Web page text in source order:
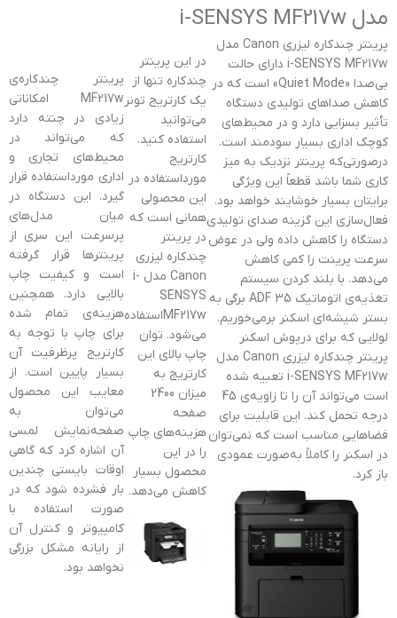
مدل i-SENSYS MF217w
پرینتر چندکاره ليزری Canon مدل
i-SENSYS MF217w دارای حالت
بی‌صدا «Quiet Mode» است که در
کاهش صداهای تولیدی دستگاه
تأثیر بسزایی دارد و در محیط‌های
کوچک اداری بسیار سودمند است.
درصورتی‌که پرینتر نزدیک به میز
کاری شما باشد قطعاً این ویژگی
برایتان بسیار خوشایند خواهد بود.
فعال‌سازی این گزینه صدای تولیدی
دستگاه را کاهش داده ولی در عوض
سرعت پرینت را کمی کاهش
می‌دهد. با بلند کردن سیستم
تغذیه‌ی اتوماتیک ADF 35 برگی به
بستر شیشه‌ای اسکنر برمی‌خوریم.
لولایی که برای درپوش اسکنر
پرینتر چندکاره ليزری Canon مدل
i-SENSYS MF217w تعبیه‌ شده
است می‌تواند آن را تا زاویه‌ی 45
درجه تحمل کند. این قابلیت برای
فضاهایی مناسب است که نمی‌توان
در اسکنر را کاملاً به‌صورت عمودی
باز کرد.
در این پرینتر
چندکاره تنها از
یک کارتریج تونر
می‌توانید
استفاده کنید.
کارتریج
مورداستفاده در
این محصولی
همانی است که
در پرینتر
چندکاره ليزری
Canon مدل i-
SENSYS
MF217wاستفاده
می‌شود. توان
چاپ بالای این
کارتریج به
میزان 2400
صفحه
هزینه‌های چاپ
را در این
محصول بسیار
کاهش می‌دهد.
پرینتر چندکاره‌ی
MF217w امکاناتی
زیادی در چنته دارد
که می‌تواند در
محیط‌های تجاری و
اداری مورداستفاده قرار
گیرد. این دستگاه در
میان مدل‌های
پرسرعت این سری از
پرینترها قرار گرفته
است و کیفیت چاپ
بالایی دارد. همچنین
هزینه‌ی تمام شده
برای چاپ با توجه به
کارتریج پرظرفیت آن
بسیار پایین است. از
معایب این محصول
می‌توان به
صفحه‌نمایش لمسی
آن اشاره کرد که گاهی
اوقات بایستی چندین
بار فشرده شود که در
صورت استفاده با
کامپیوتر و کنترل آن
از رایانه مشکل بزرگی
نخواهد بود.